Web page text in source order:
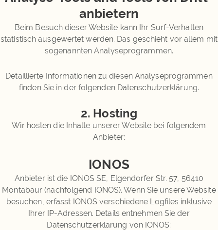
anbietern
Beim Besuch dieser Website kann Ihr Surf-Verhalten
statistisch ausgewertet werden. Das geschieht vor allem mit
sogenannten Analyseprogrammen.
Detaillierte Informationen zu diesen Analyseprogrammen
finden Sie in der folgenden Datenschutzerklärung.
2. Hosting
Wir hosten die Inhalte unserer Website bei folgendem
Anbieter:
IONOS
Anbieter ist die IONOS SE, Elgendorfer Str. 57, 56410
Montabaur (nachfolgend IONOS). Wenn Sie unsere Website
besuchen, erfasst IONOS verschiedene Logfiles inklusive
Ihrer IP-Adressen. Details entnehmen Sie der
Datenschutzerklärung von IONOS: